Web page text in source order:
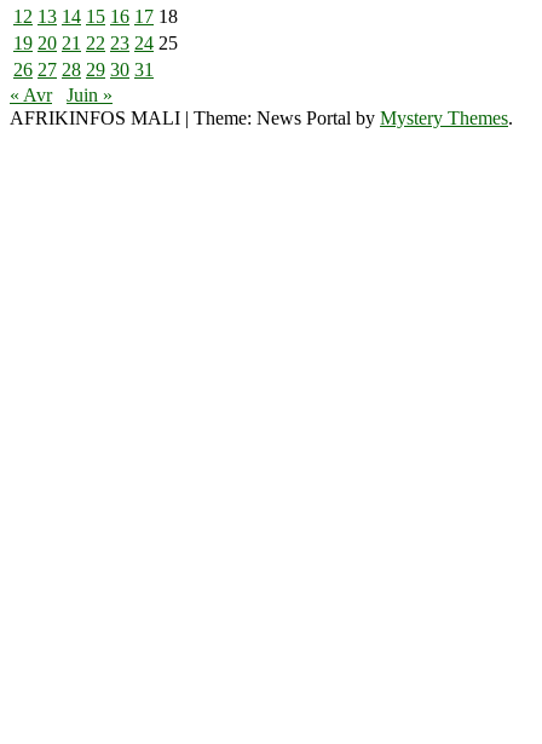
12 13 14 15 16 17 18
19 20 21 22 23 24 25
26 27 28 29 30 31
« Avr
Juin »
AFRIKINFOS MALI | Theme: News Portal by Mystery Themes.